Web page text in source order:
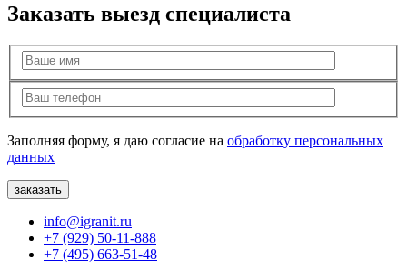
Заказать выезд специалиста
Заполняя форму, я даю согласие на обработку персональных
данных
info@igranit.ru
+7 (929) 50-11-888
+7 (495) 663-51-48